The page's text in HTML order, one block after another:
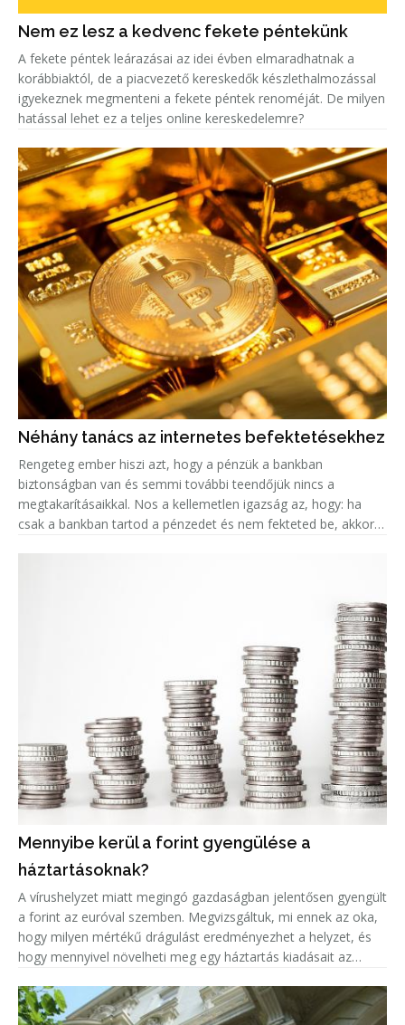
Nem ez lesz a kedvenc fekete péntekünk
A fekete péntek leárazásai az idei évben elmaradhatnak a
korábbiaktól, de a piacvezető kereskedők készlethalmozással
igyekeznek megmenteni a fekete péntek renoméját. De milyen
hatással lehet ez a teljes online kereskedelemre?
Néhány tanács az internetes befektetésekhez
Rengeteg ember hiszi azt, hogy a pénzük a bankban
biztonságban van és semmi további teendőjük nincs a
megtakarításaikkal. Nos a kellemetlen igazság az, hogy: ha
csak a bankban tartod a pénzedet és nem fekteted be, akkor
Mennyibe kerül a forint gyengülése a
háztartásoknak?
A vírushelyzet miatt megingó gazdaságban jelentősen gyengült
a forint az euróval szemben. Megvizsgáltuk, mi ennek az oka,
hogy milyen mértékű drágulást eredményezhet a helyzet, és
hogy mennyivel növelheti meg egy háztartás kiadásait az